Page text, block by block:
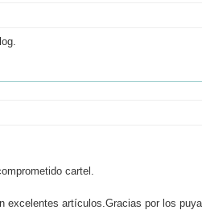
cartel.
excelentes artículos.Gracias por los